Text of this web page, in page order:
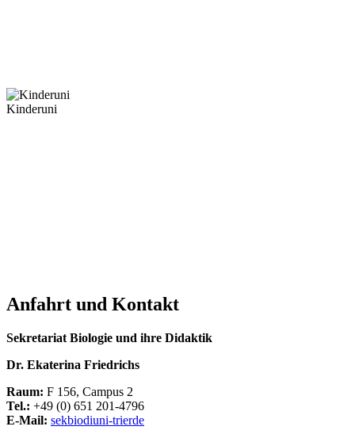
Kinderuni
Anfahrt und Kontakt
Sekretariat Biologie und ihre Didaktik
Dr. Ekaterina Friedrichs
Raum: F 156, Campus 2
Tel.: +49 (0) 651 201-4796
E-Mail: sekbiodiuni-trierde